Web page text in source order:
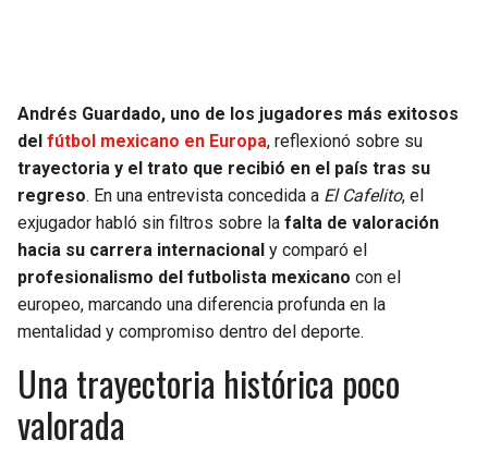
CARDINALS
RAMS
49ERS
SEAHAWKS
BEARS
LIONS
PACKERS
MAVERICKS
ROCKETS
GRIZZLIES
PELICANS
SPURS
NUGGETS
TIMBERWOLVES
Andrés Guardado, uno de los jugadores más exitosos
del fútbol mexicano en Europa, reflexionó sobre su
trayectoria y el trato que recibió en el país tras su
regreso. En una entrevista concedida a El Cafelito, el
exjugador habló sin filtros sobre la falta de valoración
hacia su carrera internacional y comparó el
profesionalismo del futbolista mexicano con el
europeo, marcando una diferencia profunda en la
mentalidad y compromiso dentro del deporte.
Una trayectoria histórica poco
valorada